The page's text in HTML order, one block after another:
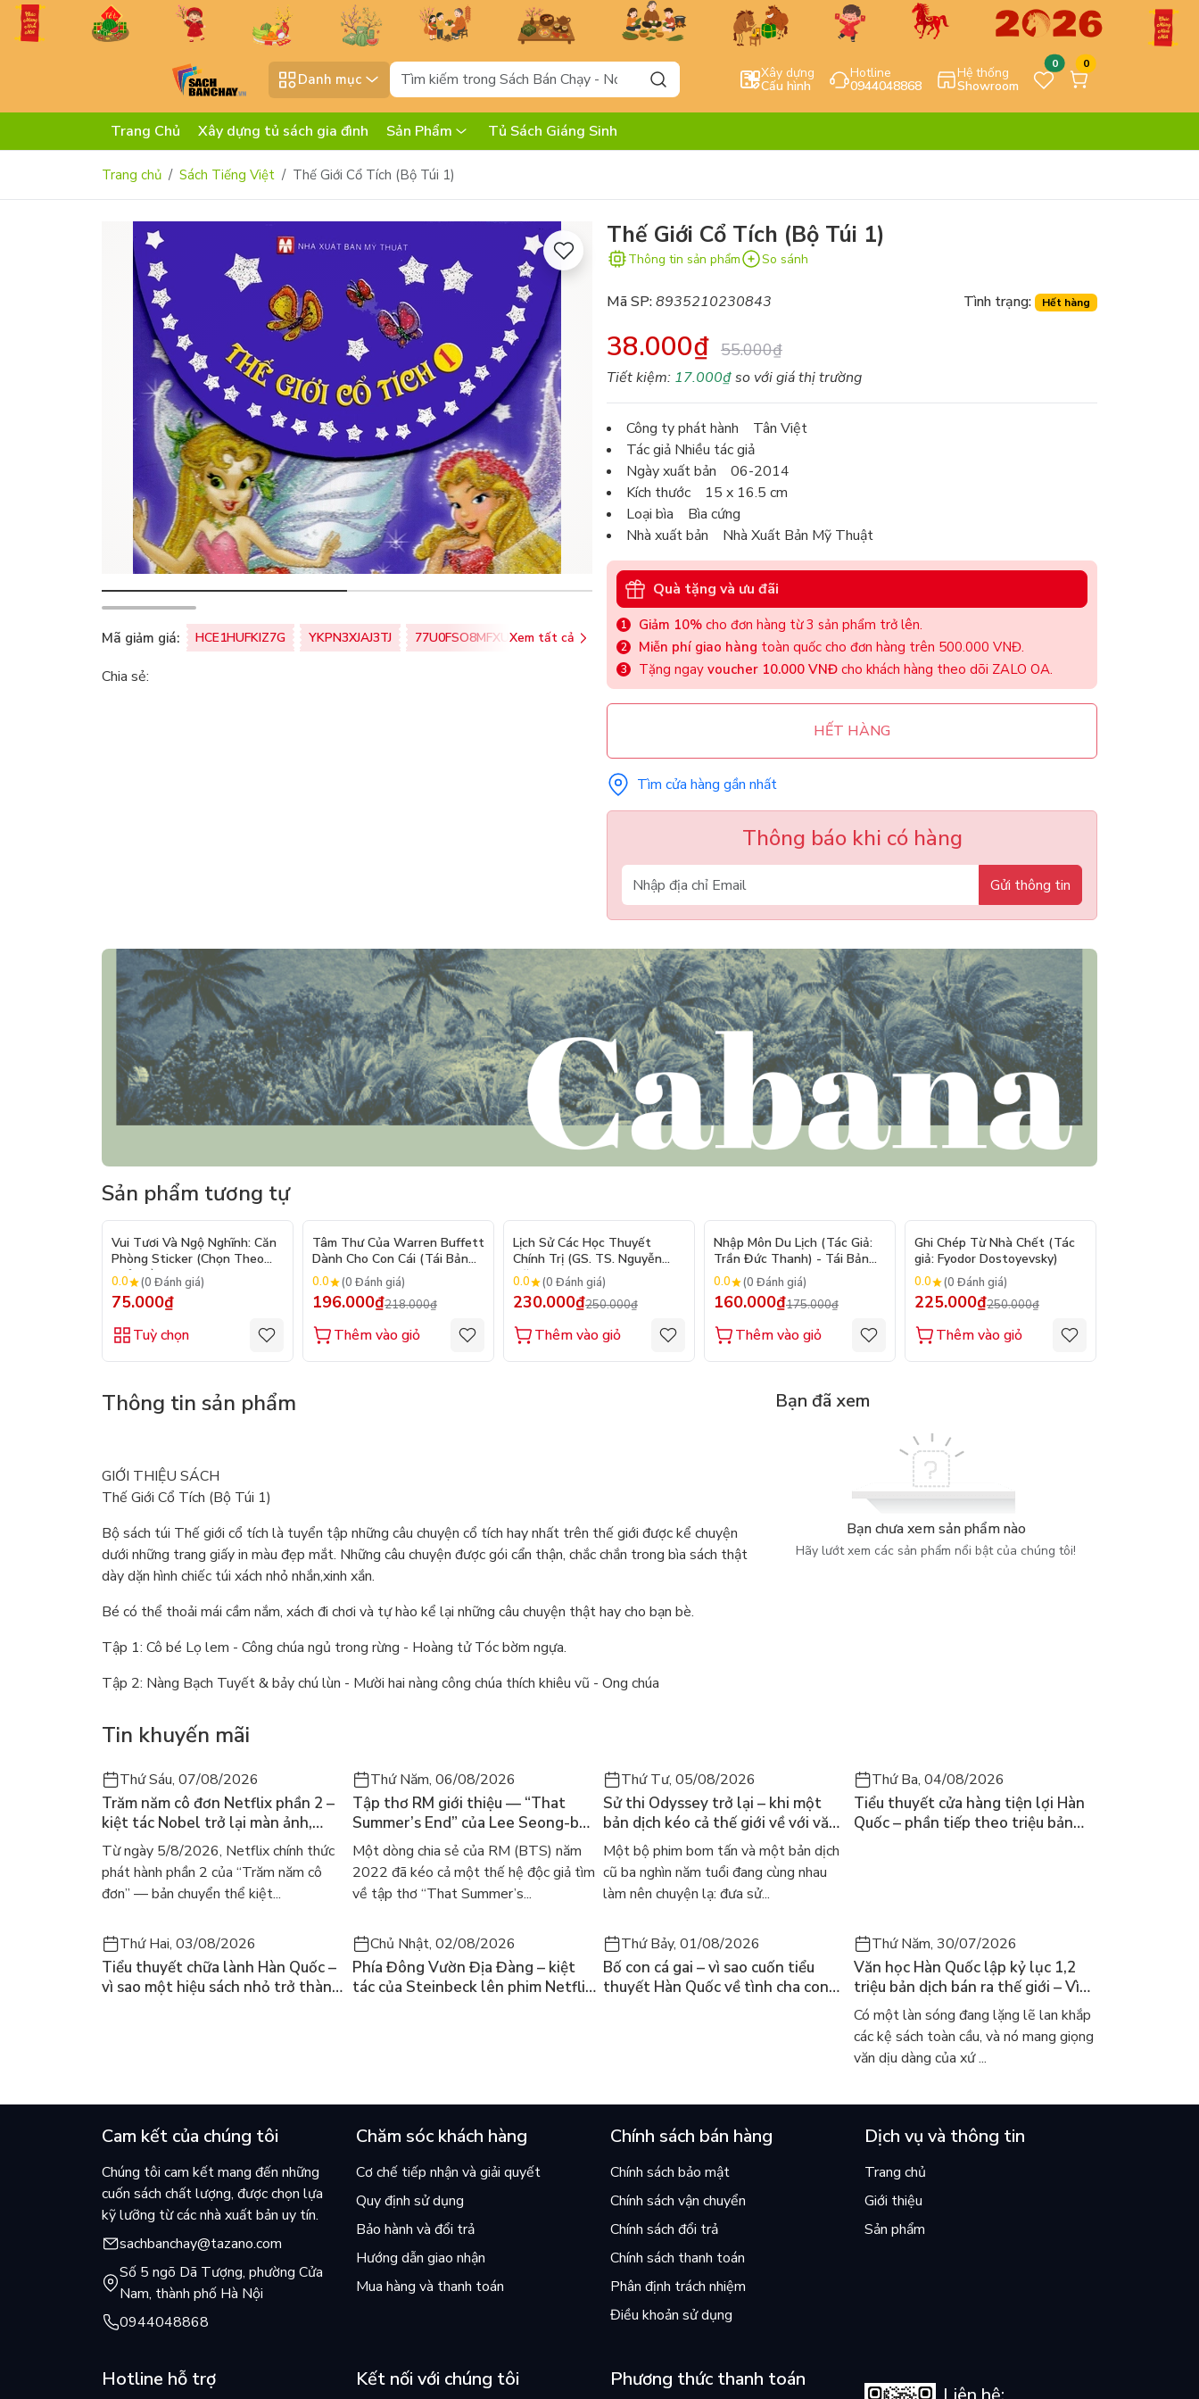
Danh mục Xây dựng
Cấu hình
Hotline
0944048868
Hệ thống
Showroom
0 0
Trang Chủ Xây dựng tủ sách gia đình Sản Phẩm Tủ Sách Giáng Sinh
Trang chủ Sách Tiếng Việt Thế Giới Cổ Tích (Bộ Túi 1)
Mã giảm giá: HCE1HUFKIZ7G YKPN3XJAJ3TJ 77U0FSO8MFXU Xem tất cả
Chia sẻ:
Thế Giới Cổ Tích (Bộ Túi 1)
Thông tin sản phẩm So sánh
Mã SP:8935210230843 Tình trạng: Hết hàng
38.000₫ 55.000₫
Tiết kiệm: 17.000₫so với giá thị trường
Công ty phát hành Tân Việt
Tác giả Nhiều tác giả
Ngày xuất bản 06-2014
Kích thước 15 x 16.5 cm
Loại bìa Bìa cứng
Nhà xuất bản Nhà Xuất Bản Mỹ Thuật
Quà tặng và ưu đãi
Giảm 10% cho đơn hàng từ 3 sản phẩm trở lên.
Miễn phí giao hàng toàn quốc cho đơn hàng trên 500.000 VNĐ.
Tặng ngay voucher 10.000 VNĐ cho khách hàng theo dõi ZALO OA.
HẾT HÀNG
Tìm cửa hàng gần nhất
Thông báo khi có hàng
Gửi thông tin
Sản phẩm tương tự
Vui Tươi Và Ngộ Nghĩnh: Căn
Phòng Sticker (Chọn Theo
Chủ Đề) - Hơn 250 Sticker
0.0 (0 Đánh giá)
75.000₫
Tuỳ chọn
- 10%
Tâm Thư Của Warren Buffett
Dành Cho Con Cái (Tái Bản
2026)
0.0 (0 Đánh giá)
196.000₫218.000₫
Thêm vào giỏ
Lịch Sử Các Học Thuyết
Chính Trị (GS. TS. Nguyễn
Đăng Dung)
0.0 (0 Đánh giá)
230.000₫250.000₫
Thêm vào giỏ
- 9%
Nhập Môn Du Lịch (Tác Giả:
Trần Đức Thanh) - Tái Bản
2026
0.0 (0 Đánh giá)
160.000₫175.000₫
Thêm vào giỏ
- 10%
Ghi Chép Từ Nhà Chết (Tác
giả: Fyodor Dostoyevsky)
0.0 (0 Đánh giá)
225.000₫250.000₫
Thêm vào giỏ
Thông tin sản phẩm
GIỚI THIỆU SÁCH
Thế Giới Cổ Tích (Bộ Túi 1)
Bộ sách túi Thế giới cổ tích là tuyển tập những câu chuyện cổ tích hay nhất trên thế giới được kể chuyện
dưới những trang giấy in màu đẹp mắt. Những câu chuyện được gói cẩn thận, chắc chắn trong bìa sách thật
dày dặn hình chiếc túi xách nhỏ nhắn,xinh xắn.
Bé có thể thoải mái cầm nắm, xách đi chơi và tự hào kể lại những câu chuyện thật hay cho bạn bè.
Tập 1: Cô bé Lọ lem - Công chúa ngủ trong rừng - Hoàng tử Tóc bờm ngựa.
Tập 2: Nàng Bạch Tuyết & bảy chú lùn - Mười hai nàng công chúa thích khiêu vũ - Ong chúa
Bạn đã xem
Bạn chưa xem sản phẩm nào
Hãy lướt xem các sản phẩm nổi bật của chúng tôi!
Tin khuyến mãi
Thứ Sáu, 07/08/2026
Trăm năm cô đơn Netflix phần 2 –
kiệt tác Nobel trở lại màn ảnh,
dòng người tìm đọc lại García
Márquez
Từ ngày 5/8/2026, Netflix chính thức
phát hành phần 2 của “Trăm năm cô
đơn” — bản chuyển thể kiệt...
Thứ Năm, 06/08/2026
Tập thơ RM giới thiệu — “That
Summer’s End” của Lee Seong-bok
ra mắt bản tiếng Anh sau 4 năm
gây sốt
Một dòng chia sẻ của RM (BTS) năm
2022 đã kéo cả một thế hệ độc giả tìm
về tập thơ “That Summer’s...
Thứ Tư, 05/08/2026
Sử thi Odyssey trở lại – khi một
bản dịch kéo cả thế giới về với văn
học kinh điển
Một bộ phim bom tấn và một bản dịch
cũ ba nghìn năm tuổi đang cùng nhau
làm nên chuyện lạ: đưa sử...
Thứ Ba, 04/08/2026
Tiểu thuyết cửa hàng tiện lợi Hàn
Quốc – phần tiếp theo triệu bản
Thứ Hai, 03/08/2026
Tiểu thuyết chữa lành Hàn Quốc –
vì sao một hiệu sách nhỏ trở thành
Chủ Nhật, 02/08/2026
Phía Đông Vườn Địa Đàng – kiệt
tác của Steinbeck lên phim Netflix
Thứ Bảy, 01/08/2026
Bố con cá gai – vì sao cuốn tiểu
thuyết Hàn Quốc về tình cha con
Thứ Năm, 30/07/2026
Văn học Hàn Quốc lập kỷ lục 1,2
triệu bản dịch bán ra thế giới – Vì
sao cả thế giới đang đọc sách Hàn?
Có một làn sóng đang lặng lẽ lan khắp
các kệ sách toàn cầu, và nó mang giọng
văn dịu dàng của xứ ...
Cam kết của chúng tôi
Chúng tôi cam kết mang đến những
cuốn sách chất lượng, được chọn lựa
kỹ lưỡng từ các nhà xuất bản uy tín.
sachbanchay@tazano.com
Số 5 ngõ Dã Tượng, phường Cửa
Nam, thành phố Hà Nội
0944048868
Chăm sóc khách hàng
Cơ chế tiếp nhận và giải quyết
Quy định sử dụng
Bảo hành và đổi trả
Hướng dẫn giao nhận
Mua hàng và thanh toán
Chính sách bán hàng
Chính sách bảo mật
Chính sách vận chuyển
Chính sách đổi trả
Chính sách thanh toán
Phân định trách nhiệm
Điều khoản sử dụng
Dịch vụ và thông tin
Trang chủ
Giới thiệu
Sản phẩm
Hotline hỗ trợ Kết nối với chúng tôi Phương thức thanh toán